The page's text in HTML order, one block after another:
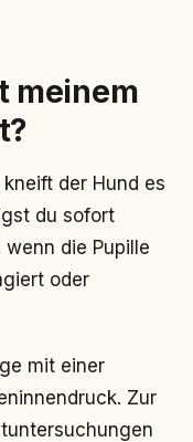
meinem
der Hund es
du sofort
die Pupille
oder
mit einer
Zur